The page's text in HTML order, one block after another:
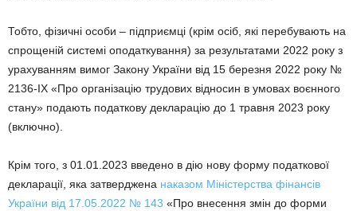
Тобто, фізичні особи – підприємці (крім осіб, які перебувають на
спрощеній системі оподаткування) за результатами 2022 року з
урахуванням вимог Закону України від 15 березня 2022 року №
2136-ІХ «Про організацію трудових відносин в умовах воєнного
стану» подають податкову декларацію до 1 травня 2023 року
(включно).
Крім того, з 01.01.2023 введено в дію нову форму податкової
декларації, яка затверджена наказом Міністерства фінансів
України від 17.05.2022 № 143 «Про внесення змін до форми